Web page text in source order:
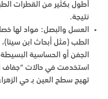
نتيجة.
العسل والبصل: مواد لها
الطب (مثل أبحاث ابن
الجفن أو الحساسية
استخدمت في حالات “جفاف
تهيج سطح العين بـحي